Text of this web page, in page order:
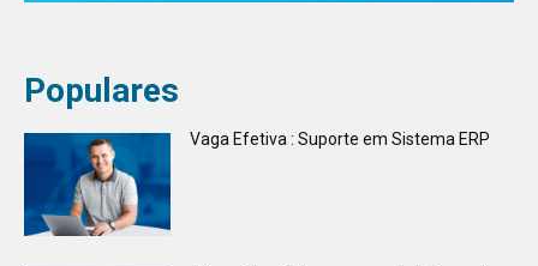
Populares
Vaga Efetiva : Suporte em Sistema ERP